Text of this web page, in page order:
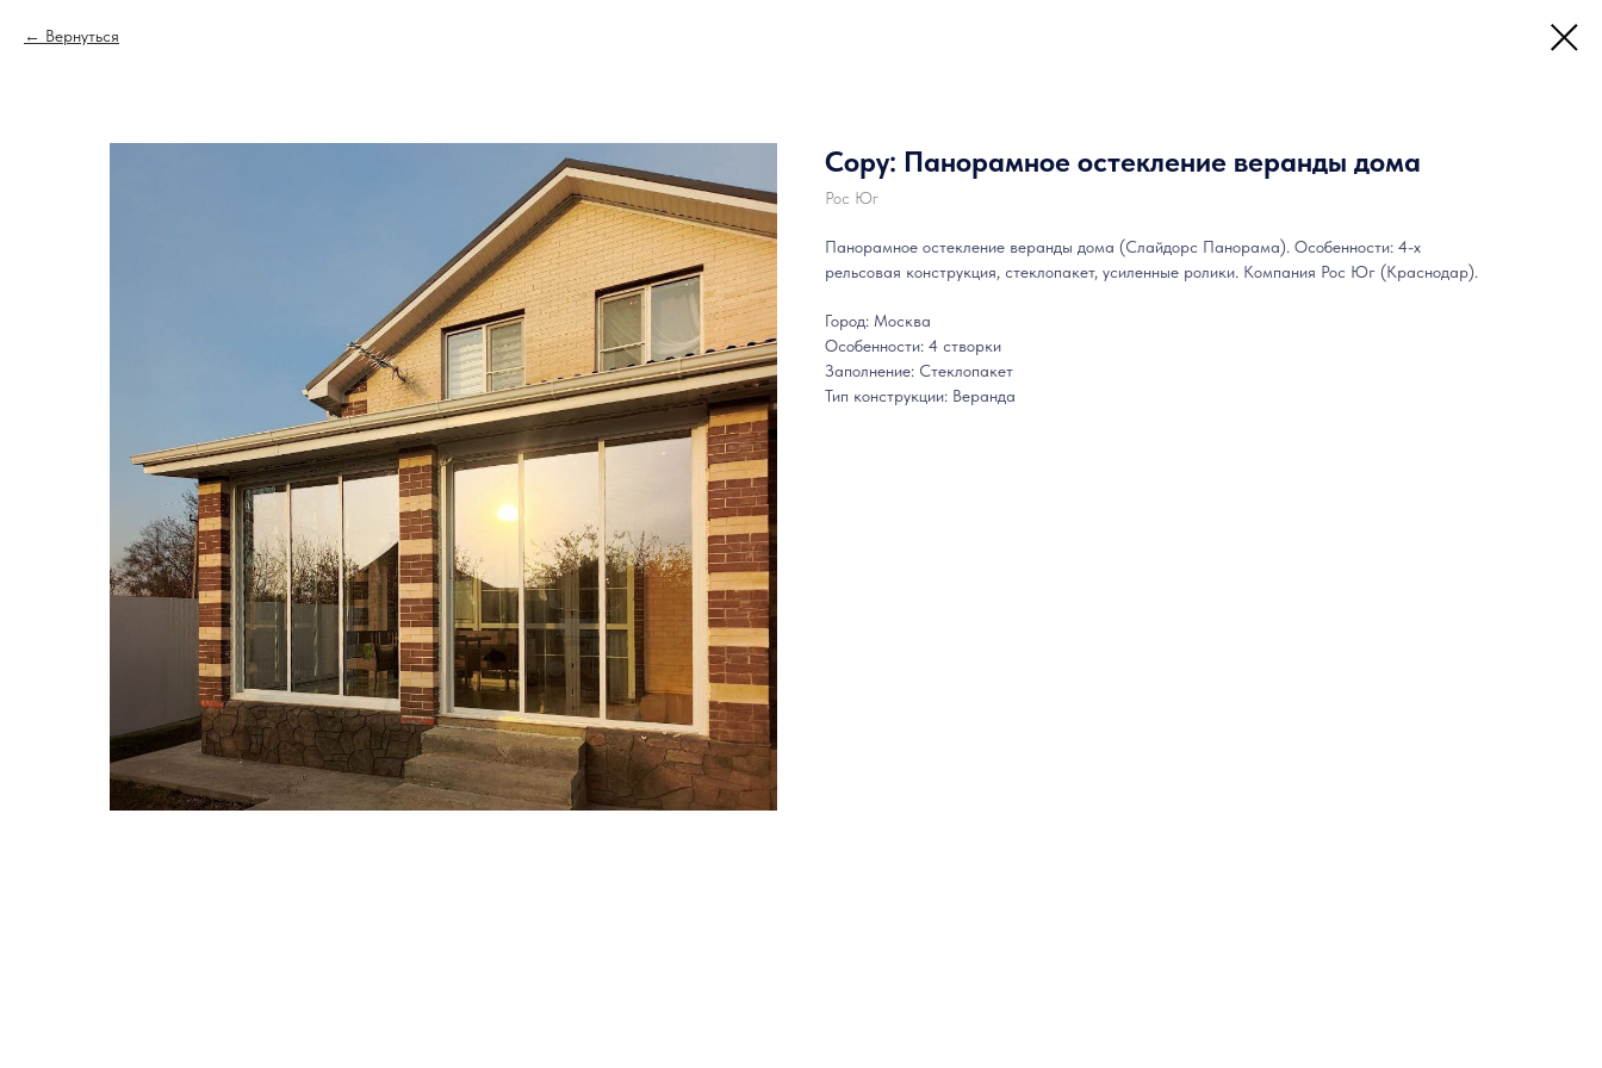
Вернуться
Copy: Панорамное остекление веранды дома
Рос Юг
Панорамное остекление веранды дома (Слайдорс Панорама). Особенности: 4-х
рельсовая конструкция, стеклопакет, усиленные ролики. Компания Рос Юг (Краснодар).
Город: Москва
Особенности: 4 створки
Заполнение: Стеклопакет
Тип конструкции: Веранда